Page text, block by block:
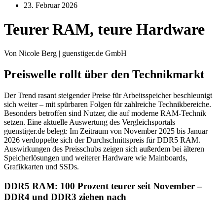
23. Februar 2026
Teurer RAM, teure Hardware
Von Nicole Berg | guenstiger.de GmbH
Preiswelle rollt über den Technikmarkt
Der Trend rasant steigender Preise für Arbeitsspeicher beschleunigt
sich weiter – mit spürbaren Folgen für zahlreiche Technikbereiche.
Besonders betroffen sind Nutzer, die auf moderne RAM-Technik
setzen. Eine aktuelle Auswertung des Vergleichsportals
guenstiger.de belegt: Im Zeitraum von November 2025 bis Januar
2026 verdoppelte sich der Durchschnittspreis für DDR5 RAM.
Auswirkungen des Preisschubs zeigen sich außerdem bei älteren
Speicherlösungen und weiterer Hardware wie Mainboards,
Grafikkarten und SSDs.
DDR5 RAM: 100 Prozent teurer seit November –
DDR4 und DDR3 ziehen nach